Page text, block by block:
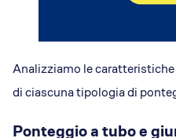
Analizziamo le
di ciascuna tipologia di
Ponteggio a tubo e